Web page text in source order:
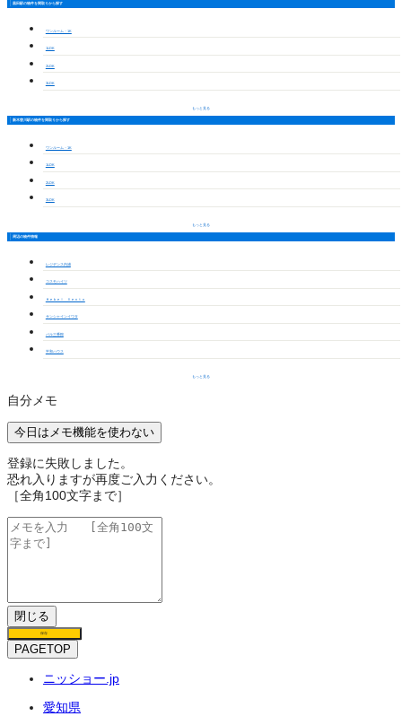
黒田駅の物件を間取りから探す
ワンルーム・1K
1LDK
2LDK
3LDK
もっと見る
新木曽川駅の物件を間取りから探す
ワンルーム・1K
1LDK
2LDK
3LDK
もっと見る
周辺の物件情報
レジデンス内浦
コスモハイツ
Ｈｅｂｅｌ Ｖｅｎｔｏ
サンシャインイワタ
バル三番館
平和ハウス
もっと見る
自分メモ
今日はメモ機能を使わない
登録に失敗しました。
恐れ入りますが再度ご入力ください。
［全角100文字まで］
閉じる
保存
PAGETOP
ニッショー.jp
愛知県